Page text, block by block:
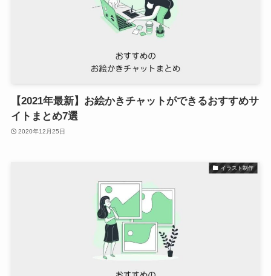
【2021年最新】お絵かきチャットができるおすすめサ
イトまとめ7選
2020年12月25日
イラスト制作